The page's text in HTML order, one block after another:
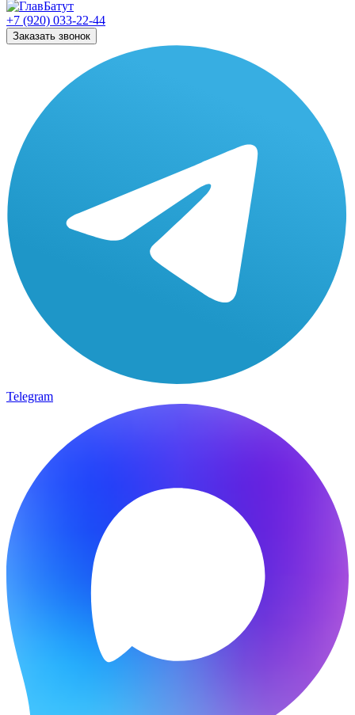
+7 (920) 033-22-44
Заказать звонок
Telegram